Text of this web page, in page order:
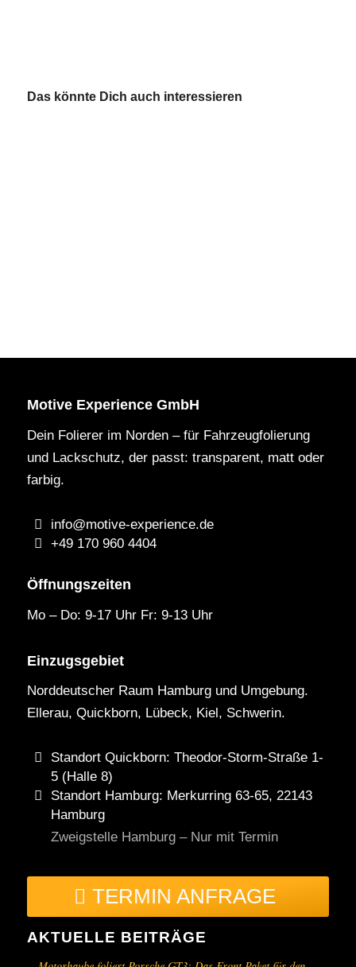
Das könnte Dich auch interessieren
Motive Experience GmbH
Dein Folierer im Norden – für Fahrzeugfolierung
und Lackschutz, der passt: transparent, matt oder
farbig.
info@motive-experience.de
+49 170 960 4404
Öffnungszeiten
Mo – Do: 9-17 Uhr Fr: 9-13 Uhr
Einzugsgebiet
Norddeutscher Raum Hamburg und Umgebung.
Ellerau, Quickborn, Lübeck, Kiel, Schwerin.
Standort Quickborn: Theodor-Storm-Straße 1-
5 (Halle 8)
Standort Hamburg: Merkurring 63-65, 22143
Hamburg
Zweigstelle Hamburg – Nur mit Termin
TERMIN ANFRAGE
AKTUELLE BEITRÄGE